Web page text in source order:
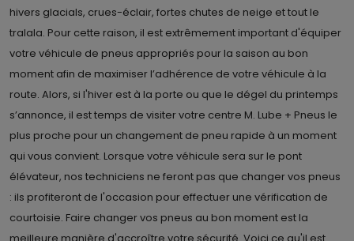
hivers glacials, crues-éclair, fortes chutes de neige et tout le
tralala. Pour cette raison, il est extrêmement important d'équiper
votre véhicule de pneus appropriés pour la saison au bon
moment afin de maximiser l’adhérence de votre véhicule à la
route. Alors, si l'hiver est à la porte ou que le dégel du printemps
s’annonce, il est temps de visiter votre centre M. Lube + Pneus le
plus proche pour un changement de pneu rapide à un moment
qui vous convient. Lorsque votre véhicule sera sur le pont
élévateur, nos techniciens ne feront pas que changer vos pneus
: ils profiteront de l'occasion pour effectuer une vérification de
courtoisie. Faire changer vos pneus au bon moment est la